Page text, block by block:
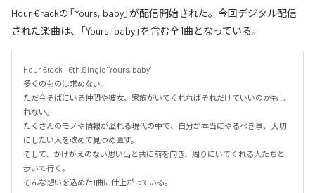
Hour €rackの「Yours, baby」が配信開始された。今回デジタル配信
された楽曲は、「Yours, baby」を含む全1曲となっている。
Hour €rack - 6th.Single "Yours, baby"
多くのものは求めない。
ただ今そばにいる仲間や彼女、家族がいてくれればそれだけでいいのかもし
れない。
たくさんのモノや情報が溢れる現代の中で、自分が本当にやるべき事、大切
にしたい人を改めて見つめ直す。
そして、かけがえのない思い出と共に前を向き、周りにいてくれる人たちと
歩いて行く。
そんな想いを込めた1曲に仕上がっている。